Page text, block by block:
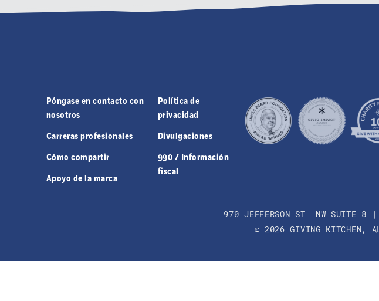
Póngase en contacto con
nosotros
Carreras profesionales
Cómo compartir
Apoyo de la marca
Política de
privacidad
Divulgaciones
990 / Información
fiscal
970 JEFFERSON ST. NW SUITE 8
© 2026 GIVING KITCHEN,